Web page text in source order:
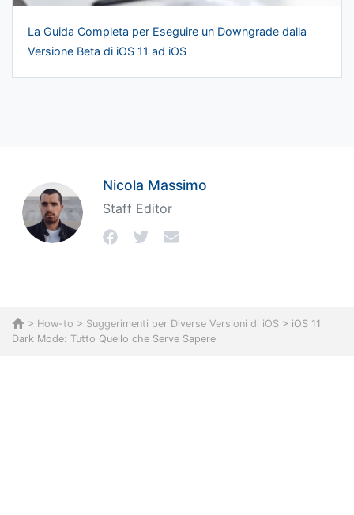
La Guida Completa per Eseguire un Downgrade dalla
Versione Beta di iOS 11 ad iOS
Nicola Massimo
Staff Editor
> How-to > Suggerimenti per Diverse Versioni di iOS > iOS 11
Dark Mode: Tutto Quello che Serve Sapere